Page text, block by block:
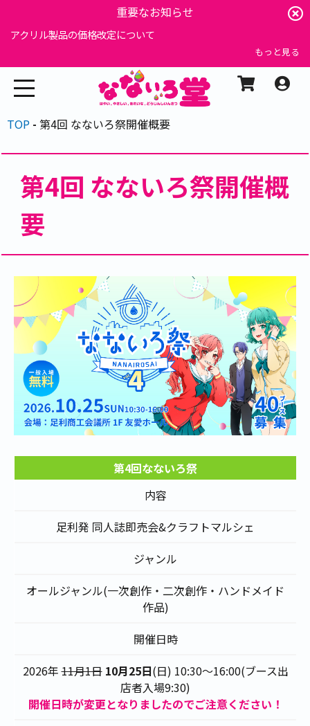
重要なお知らせ
アクリル製品の価格改定について
もっと見る
TOP 第4回 なないろ祭開催概要
第4回 なないろ祭開催概
要
第4回なないろ祭
内容
足利発 同人誌即売会&クラフトマルシェ
ジャンル
オールジャンル(一次創作・二次創作・ハンドメイド
作品)
開催日時
2026年11月1日 10月25日(日) 10:30～16:00(ブース出
店者入場9:30)
開催日時が変更となりましたのでご注意ください！